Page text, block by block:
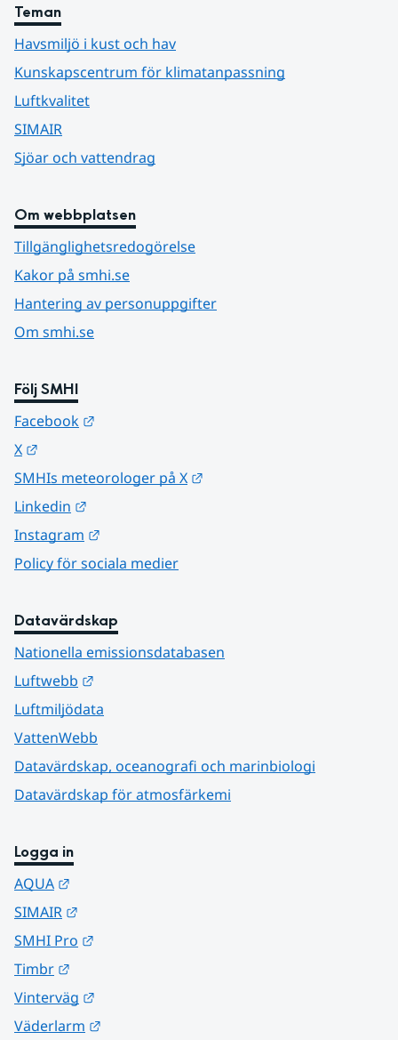
Teman
Havsmiljö i kust och hav
Kunskapscentrum för klimatanpassning
Luftkvalitet
SIMAIR
Sjöar och vattendrag
Om webbplatsen
Tillgänglighetsredogörelse
Kakor på smhi.se
Hantering av personuppgifter
Om smhi.se
Följ SMHI
Facebook
X
SMHIs meteorologer på X
Linkedin
Instagram
Policy för sociala medier
Datavärdskap
Nationella emissionsdatabasen
Luftwebb
Luftmiljödata
VattenWebb
Datavärdskap, oceanografi och marinbiologi
Datavärdskap för atmosfärkemi
Logga in
AQUA
SIMAIR
SMHI Pro
Timbr
Vinterväg
Väderlarm